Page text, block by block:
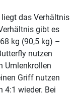
das Verhältnis
gibt es
kg (90,5 kg) –
nutzen
Umlenkrollen
Griff nutzen
4:1 wieder. Bei